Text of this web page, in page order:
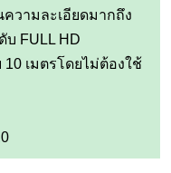
วามละเอียดมากถึง
บ FULL HD
เมตรโดยไม่ต้องใช้